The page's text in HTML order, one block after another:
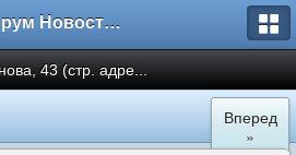
Форум Новостройки
43 (стр. адре...
Вперед
»